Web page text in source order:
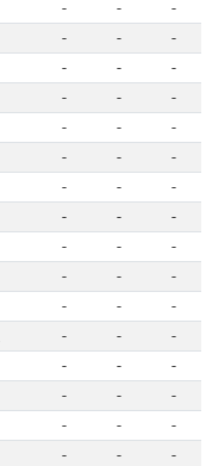
- -
-
- -
-
- -
-
- -
-
- -
-
- -
-
- -
-
- -
-
- -
-
- -
-
- -
-
- -
-
- -
-
- -
-
- -
-
- -
-